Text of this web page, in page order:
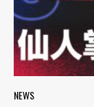
NEWS